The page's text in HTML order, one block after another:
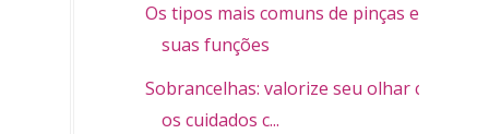
Os tipos mais comuns de pinças e
suas funções
Sobrancelhas: valorize seu olhar com
os cuidados c...